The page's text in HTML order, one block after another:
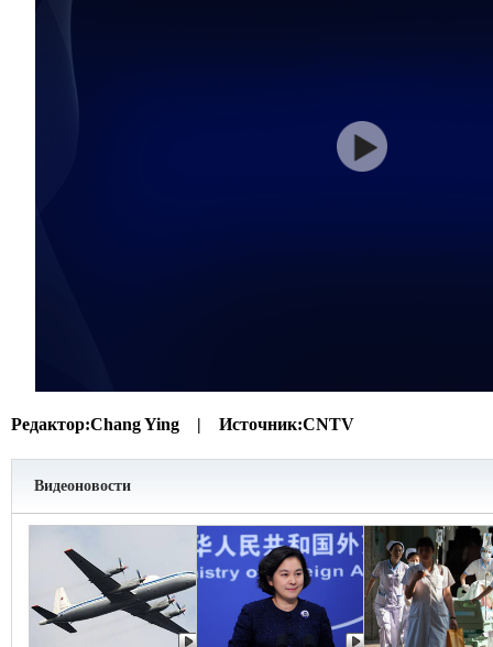
Редактор:Chang Ying | Источник:CNTV
Видеоновости